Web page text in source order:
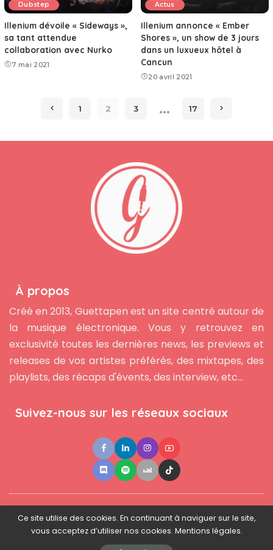
Dubstep
Illenium dévoile « Sideways »,
sa tant attendue
collaboration avec Nurko
7 mai 2021
Actus
Illenium annonce « Ember
Shores », un show de 3 jours
dans un luxueux hôtel à
Cancun
20 avril 2021
1 2 3 … 17
À propos
Créé en 2013, Guettapen est un site centré autour de
la musique électronique. Vous y retrouvez en
exclusivité toutes les dernières news, les previews et
releases de vos artistes préférés, des mixtapes, des
playlists, des récaps d'évents, des interview, etc...
Suivez-nous sur les réseaux sociaux
Contact ●Newsletter ● L'équipe ● Mentions légales
Ce site utilise des cookies. En continuant à naviguer sur le site,
vous acceptez d’utiliser nos cookies. Mentions légales.